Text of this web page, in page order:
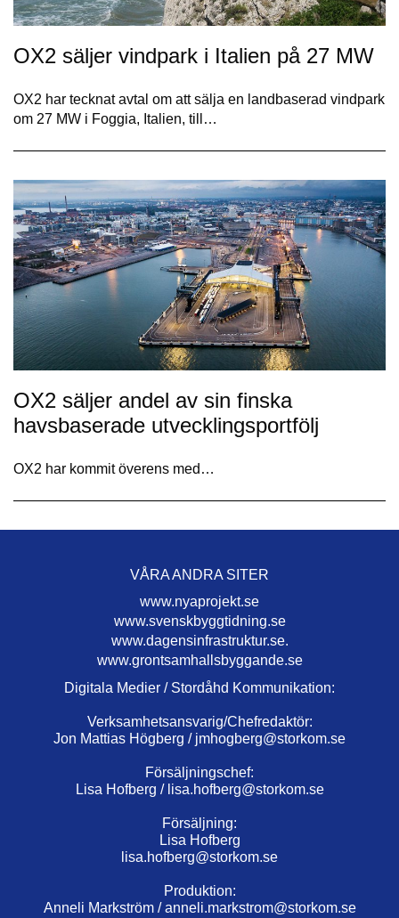
OX2 säljer vindpark i Italien på 27 MW
OX2 har tecknat avtal om att sälja en landbaserad vindpark
om 27 MW i Foggia, Italien, till…
OX2 säljer andel av sin finska
havsbaserade utvecklingsportfölj
OX2 har kommit överens med…
VÅRA ANDRA SITER
www.nyaprojekt.se
www.svenskbyggtidning.se
www.dagensinfrastruktur.se.
www.grontsamhallsbyggande.se
Digitala Medier / Stordåhd Kommunikation:
Verksamhetsansvarig/Chefredaktör:
Jon Mattias Högberg / jmhogberg@storkom.se
Försäljningschef:
Lisa Hofberg / lisa.hofberg@storkom.se
Försäljning:
Lisa Hofberg
lisa.hofberg@storkom.se
Produktion:
Anneli Markström / anneli.markstrom@storkom.se